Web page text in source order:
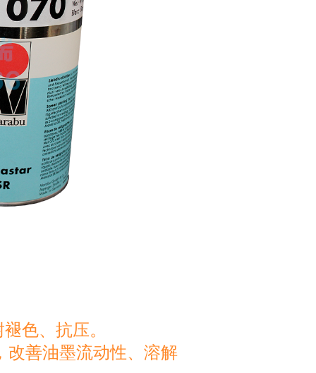
色、抗压。
改善油墨流动性、溶解